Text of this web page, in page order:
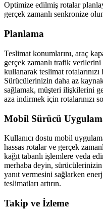
Optimize edilmiş rotalar
gerçek zamanlı senkronize
Planlama
Teslimat konumlarını, araç
gerçek zamanlı trafik
kullanarak teslimat
Sürücülerinizin daha az
sağlamak, müşteri ilişkilerini
aza indirmek için rotalarınızı
Mobil Sürücü
Kullanıcı dostu mobil
hassas rotalar ve gerçek
kağıt tabanlı işlemlere veda
merhaba deyin,
yanıt vermesini sağlarken
teslimatları artırın.
Takip ve İzleme